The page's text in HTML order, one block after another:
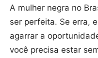
A mulher negra no
ser perfeita. Se erra,
agarrar a
você precisa estar